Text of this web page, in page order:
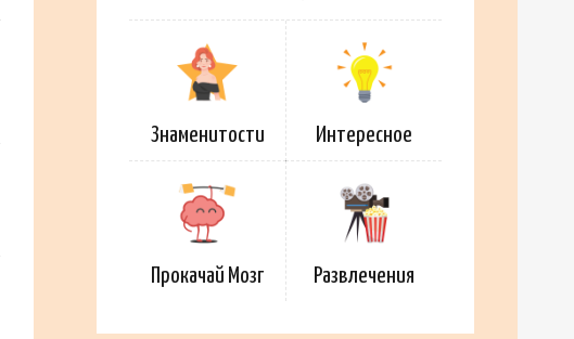
Знаменитости Интересное
Прокачай Мозг Развлечения